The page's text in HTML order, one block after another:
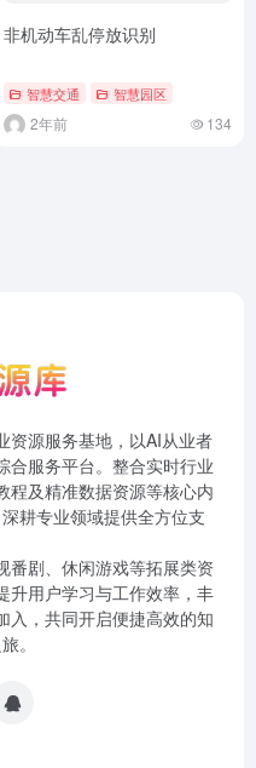
非机动车乱停放识别
智慧交通 智慧园区
2年前 134
资源服务基地，以AI从业者
合服务平台。整合实时行业
程及精准数据资源等核心内
耕专业领域提供全方位支
番剧、休闲游戏等拓展类资
升用户学习与工作效率，丰
入，共同开启便捷高效的知
。